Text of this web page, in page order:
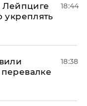
Лейпциге
укреплять
18:44
18:38